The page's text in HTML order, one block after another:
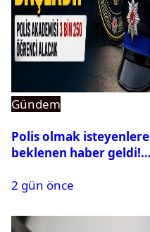
Gündem
Polis olmak isteyenlere
beklenen haber geldi!
2 gün önce